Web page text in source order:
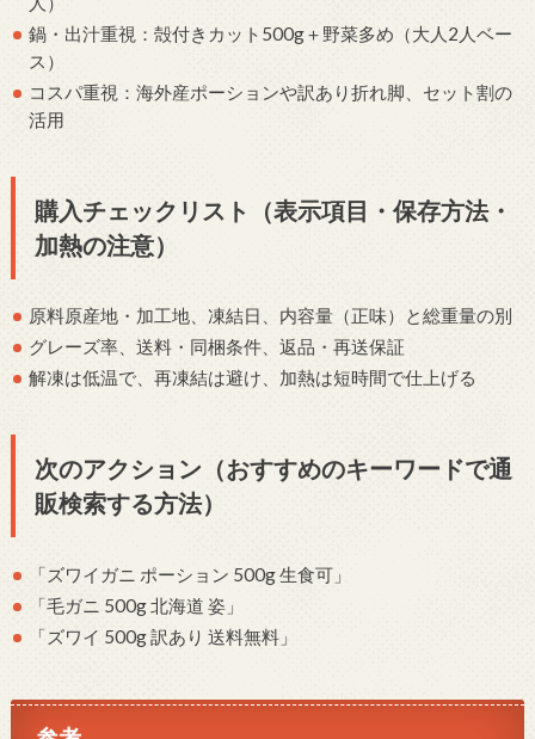
鍋・出汁重視：殻付きカット500g＋野菜多め（大人2人ベー
ス）
コスパ重視：海外産ポーションや訳あり折れ脚、セット割の
活用
購入チェックリスト（表示項目・保存方法・
加熱の注意）
原料原産地・加工地、凍結日、内容量（正味）と総重量の別
グレーズ率、送料・同梱条件、返品・再送保証
解凍は低温で、再凍結は避け、加熱は短時間で仕上げる
次のアクション（おすすめのキーワードで通
販検索する方法）
「ズワイガニ ポーション 500g 生食可」
「毛ガニ 500g 北海道 姿」
「ズワイ 500g 訳あり 送料無料」